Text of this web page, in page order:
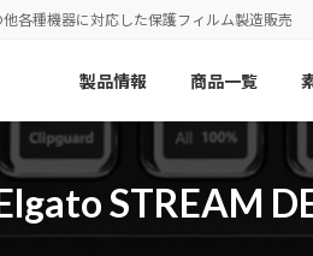
各種機器に対応した保護フィルム製造販売
製品情報 商品一覧
STREAM